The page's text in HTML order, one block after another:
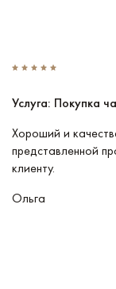
Услуга: Покупка
Хороший и
представленной
клиенту.
Ольга